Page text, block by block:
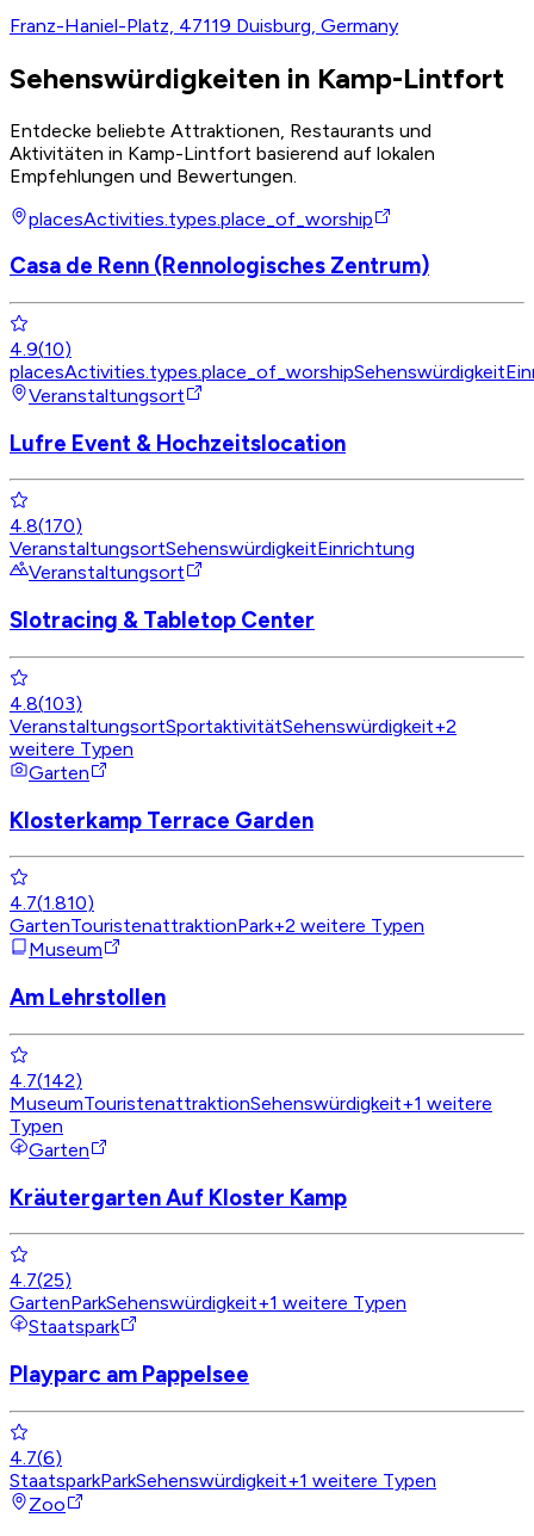
Franz-Haniel-Platz, 47119 Duisburg, Germany
Sehenswürdigkeiten in Kamp-Lintfort
Entdecke beliebte Attraktionen, Restaurants und
Aktivitäten in Kamp-Lintfort basierend auf lokalen
Empfehlungen und Bewertungen.
placesActivities.types.place_of_worship
Casa de Renn (Rennologisches Zentrum)
4.9(10)
placesActivities.types.place_of_worshipSehenswürdigkeit
Veranstaltungsort
Lufre Event & Hochzeitslocation
4.8(170)
VeranstaltungsortSehenswürdigkeitEinrichtung
Veranstaltungsort
Slotracing & Tabletop Center
4.8(103)
VeranstaltungsortSportaktivitätSehenswürdigkeit+2
weitere Typen
Garten
Klosterkamp Terrace Garden
4.7(1.810)
GartenTouristenattraktionPark+2 weitere Typen
Museum
Am Lehrstollen
4.7(142)
MuseumTouristenattraktionSehenswürdigkeit+1 weitere
Typen
Garten
Kräutergarten Auf Kloster Kamp
4.7(25)
GartenParkSehenswürdigkeit+1 weitere Typen
Staatspark
Playparc am Pappelsee
4.7(6)
StaatsparkParkSehenswürdigkeit+1 weitere Typen
Zoo